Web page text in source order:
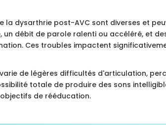
la dysarthrie post-AVC sont diverses et
un débit de parole ralenti ou accéléré, et
Ces troubles impactent
de légères difficultés d'articulation,
totale de produire des sons
de rééducation.